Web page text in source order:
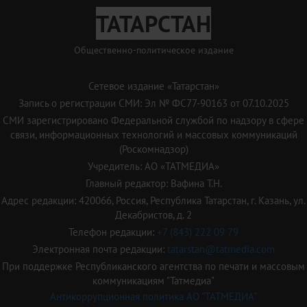
ТАТАРСТАН
Общественно-политическое издание
Сетевое издание «Татарстан»
Запись о регистрации СМИ: Эл № ФС77-90163 от 07.10.2025
СМИ зарегистрировано Федеральной службой по надзору в сфере
связи, информационных технологий и массовых коммуникаций
(Роскомнадзор)
Учредитель: АО «ТАТМЕДИА»
Главный редактор: Вафина Т.Н.
Адрес редакции: 420066, Россия, Республика Татарстан, г. Казань, ул.
Декабристов, д. 2
Телефон редакции: +7 (843) 222 09 79
Электронная почта редакции: tatarstan@tatmedia.com
При поддержке Республиканского агентства по печати и массовым
коммуникациям "Татмедиа"
Антикоррупционная политика АО "ТАТМЕДИА"